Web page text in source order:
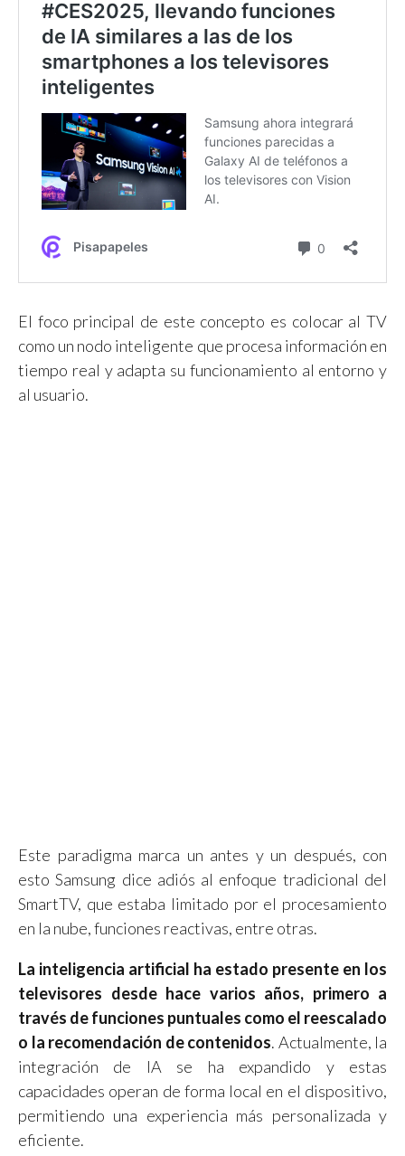
El foco principal de este concepto es colocar al TV
como un nodo inteligente que procesa información en
tiempo real y adapta su funcionamiento al entorno y
al usuario.
Este paradigma marca un antes y un después, con
esto Samsung dice adiós al enfoque tradicional del
SmartTV, que estaba limitado por el procesamiento
en la nube, funciones reactivas, entre otras.
La inteligencia artificial ha estado presente en los
televisores desde hace varios años, primero a
través de funciones puntuales como el reescalado
o la recomendación de contenidos. Actualmente, la
integración de IA se ha expandido y estas
capacidades operan de forma local en el dispositivo,
permitiendo una experiencia más personalizada y
eficiente.